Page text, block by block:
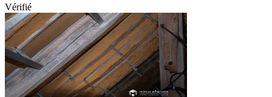
Vérifié